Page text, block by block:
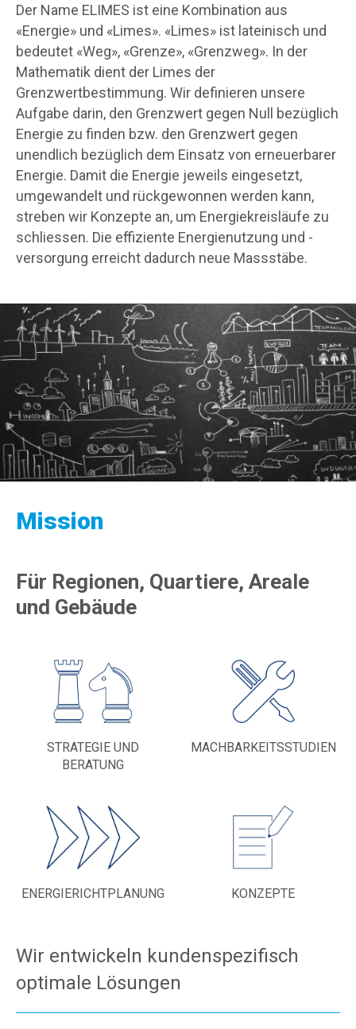
Der Name ELIMES ist eine Kombination aus
«Energie» und «Limes». «Limes» ist lateinisch und
bedeutet «Weg», «Grenze», «Grenzweg». In der
Mathematik dient der Limes der
Grenzwertbestimmung. Wir definieren unsere
Aufgabe darin, den Grenzwert gegen Null bezüglich
Energie zu finden bzw. den Grenzwert gegen
unendlich bezüglich dem Einsatz von erneuerbarer
Energie. Damit die Energie jeweils eingesetzt,
umgewandelt und rückgewonnen werden kann,
streben wir Konzepte an, um Energiekreisläufe zu
schliessen. Die effiziente Energienutzung und -
versorgung erreicht dadurch neue Massstäbe.
Mission
Für Regionen, Quartiere, Areale
und Gebäude
STRATEGIE UND
BERATUNG
MACHBARKEITSSTUDIEN
ENERGIERICHTPLANUNG KONZEPTE
Wir entwickeln kundenspezifisch
optimale Lösungen